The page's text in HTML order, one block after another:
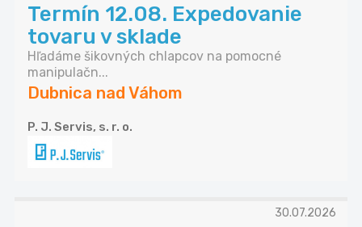
Termín 12.08. Expedovanie
tovaru v sklade
Hľadáme šikovných chlapcov na pomocné
manipulačn...
Dubnica nad Váhom
P. J. Servis, s. r. o.
30.07.2026